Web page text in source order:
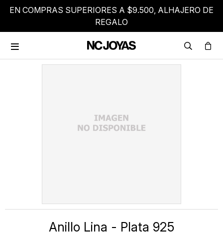
EN COMPRAS SUPERIORES A $9.500, ALHAJERO DE
REGALO

Anillo Lina - Plata 925